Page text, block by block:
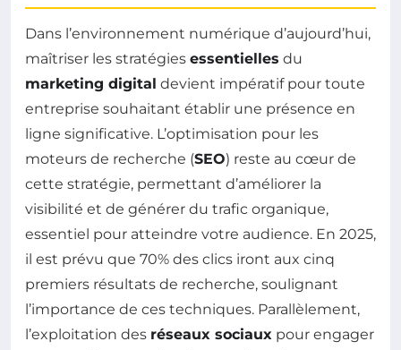
Dans l’environnement numérique d’aujourd’hui,
maîtriser les stratégies essentielles du
marketing digital devient impératif pour toute
entreprise souhaitant établir une présence en
ligne significative. L’optimisation pour les
moteurs de recherche (SEO) reste au cœur de
cette stratégie, permettant d’améliorer la
visibilité et de générer du trafic organique,
essentiel pour atteindre votre audience. En 2025,
il est prévu que 70% des clics iront aux cinq
premiers résultats de recherche, soulignant
l’importance de ces techniques. Parallèlement,
l’exploitation des réseaux sociaux pour engager